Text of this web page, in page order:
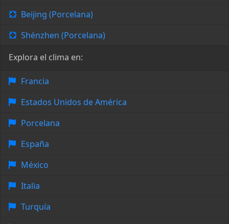
Beijing (Porcelana)
Shénzhen (Porcelana)
Explora el clima en:
Francia
Estados Unidos de América
Porcelana
España
México
Italia
Turquía